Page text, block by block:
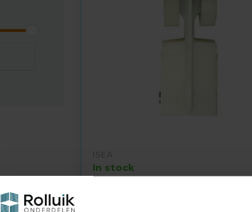
ISEA
In stock